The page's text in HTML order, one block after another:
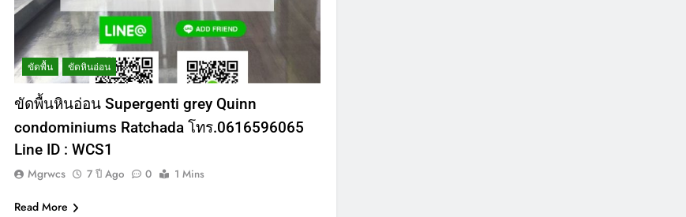
ขัดพื้น ขัดหินอ่อน
ขัดพื้นหินอ่อน Supergenti grey Quinn
condominiums Ratchada โทร.0616596065
Line ID : WCS1
Mgrwcs 7 ปี Ago 0 1 Mins
Read More